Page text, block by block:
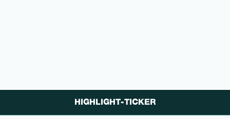
HIGHLIGHT-TICKER